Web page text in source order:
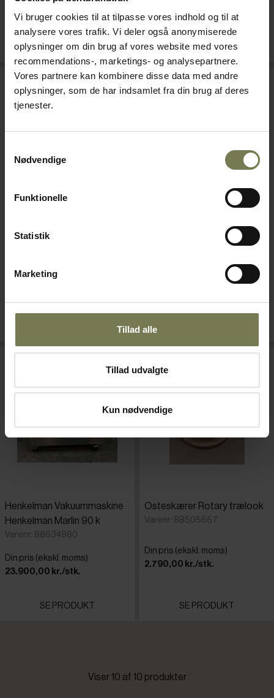
Vi bruger cookies til at tilpasse vores indhold og til at
analysere vores trafik. Vi deler også anonymiserede
oplysninger om din brug af vores website med vores
recommendations-, marketings- og analysepartnere.
Vores partnere kan kombinere disse data med andre
oplysninger, som de har indsamlet fra din brug af deres
tjenester.
Nødvendige
Funktionelle
Statistik
Marketing
Tillad alle
Tillad udvalgte
Kun nødvendige
990,00 kr./stk.
SE PRODUKT
2.790,00 kr./stk.
SE PRODUKT
Varenr: 88624877
Din pris (ekskl. moms)
Din pris (ekskl. moms)
Henkelman Vakuummaskine
Henkelman Marlin 90 k
Varenr: 88634980
Din pris (ekskl. moms)
23.900,00 kr./stk.
SE PRODUKT
Osteskærer Rotary trælook
Varenr: 88505657
Din pris (ekskl. moms)
2.790,00 kr./stk.
SE PRODUKT
Viser 10 af 10 produkter